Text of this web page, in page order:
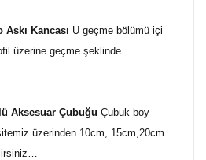
Kancası U geçme bölümü içi
üzerine geçme şeklinde
Aksesuar Çubuğu Çubuk boy
üzerinden 10cm, 15cm,20cm